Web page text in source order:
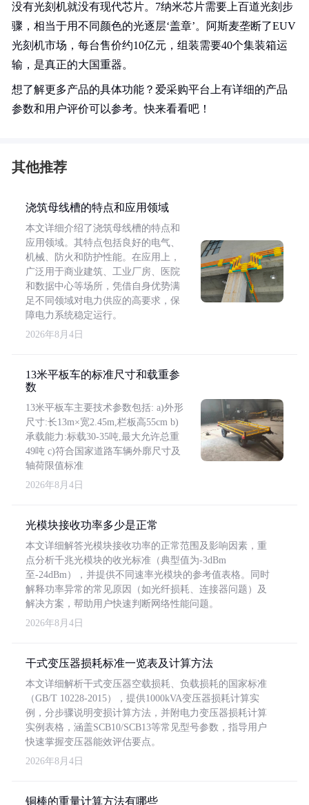
没有光刻机就没有现代芯片。7纳米芯片需要上百道光刻步
骤，相当于用不同颜色的光逐层‘盖章’。阿斯麦垄断了EUV
光刻机市场，每台售价约10亿元，组装需要40个集装箱运
输，是真正的大国重器。
想了解更多产品的具体功能？爱采购平台上有详细的产品
参数和用户评价可以参考。快来看看吧！
其他推荐
浇筑母线槽的特点和应用领域
本文详细介绍了浇筑母线槽的特点和
应用领域。其特点包括良好的电气、
机械、防火和防护性能。在应用上，
广泛用于商业建筑、工业厂房、医院
和数据中心等场所，凭借自身优势满
足不同领域对电力供应的高要求，保
障电力系统稳定运行。
2026年8月4日
13米平板车的标准尺寸和载重参
数
13米平板车主要技术参数包括: a)外形
尺寸:长13m×宽2.45m,栏板高55cm b)
承载能力:标载30-35吨,最大允许总重
49吨 c)符合国家道路车辆外廓尺寸及
轴荷限值标准
2026年8月4日
光模块接收功率多少是正常
本文详细解答光模块接收功率的正常范围及影响因素，重
点分析千兆光模块的收光标准（典型值为-3dBm
至-24dBm），并提供不同速率光模块的参考值表格。同时
解释功率异常的常见原因（如光纤损耗、连接器问题）及
解决方案，帮助用户快速判断网络性能问题。
2026年8月4日
干式变压器损耗标准一览表及计算方法
本文详细解析干式变压器空载损耗、负载损耗的国家标准
（GB/T 10228-2015），提供1000kVA变压器损耗计算实
例，分步骤说明变损计算方法，并附电力变压器损耗计算
实例表格，涵盖SCB10/SCB13等常见型号参数，指导用户
快速掌握变压器能效评估要点。
2026年8月4日
铜棒的重量计算方法有哪些